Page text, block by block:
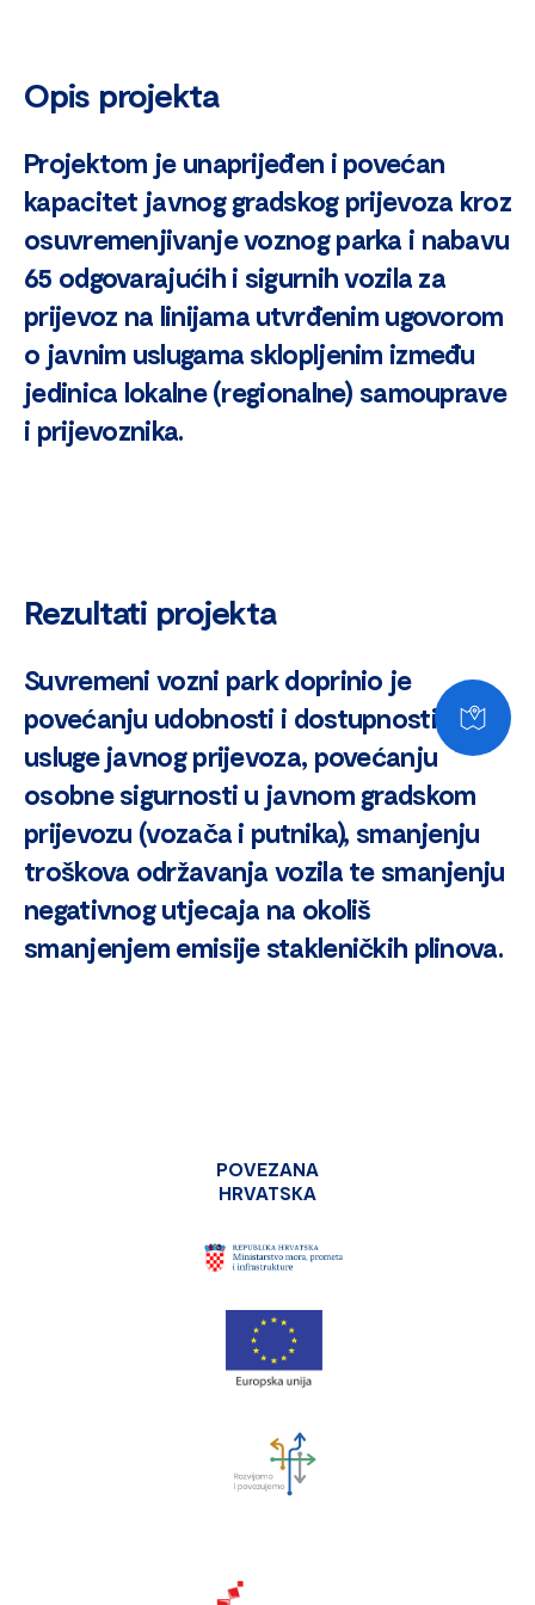
Opis projekta
Projektom je unaprijeđen i povećan
kapacitet javnog gradskog prijevoza kroz
osuvremenjivanje voznog parka i nabavu
65 odgovarajućih i sigurnih vozila za
prijevoz na linijama utvrđenim ugovorom
o javnim uslugama sklopljenim između
jedinica lokalne (regionalne) samouprave
i prijevoznika.
Rezultati projekta
Suvremeni vozni park doprinio je
povećanju udobnosti i dostupnosti
usluge javnog prijevoza, povećanju
osobne sigurnosti u javnom gradskom
prijevozu (vozača i putnika), smanjenju
troškova održavanja vozila te smanjenju
negativnog utjecaja na okoliš
smanjenjem emisije stakleničkih plinova.
POVEZANA
HRVATSKA